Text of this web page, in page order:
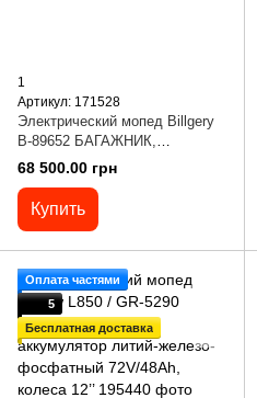
1
Артикул: 171528
Электрический мопед Billgery
B-89652 БАГАЖНИК,
двигатель 2000W, аккумулятор
68 500.00 грн
Купить
Оплата частями
5
Бесплатная доставка